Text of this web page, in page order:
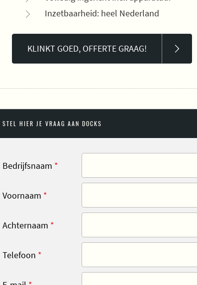
Inzetbaarheid: heel Nederland
KLINKT GOED, OFFERTE GRAAG!
STEL HIER JE VRAAG AAN DOCKS
Bedrijfsnaam *
Voornaam *
Achternaam *
Telefoon *